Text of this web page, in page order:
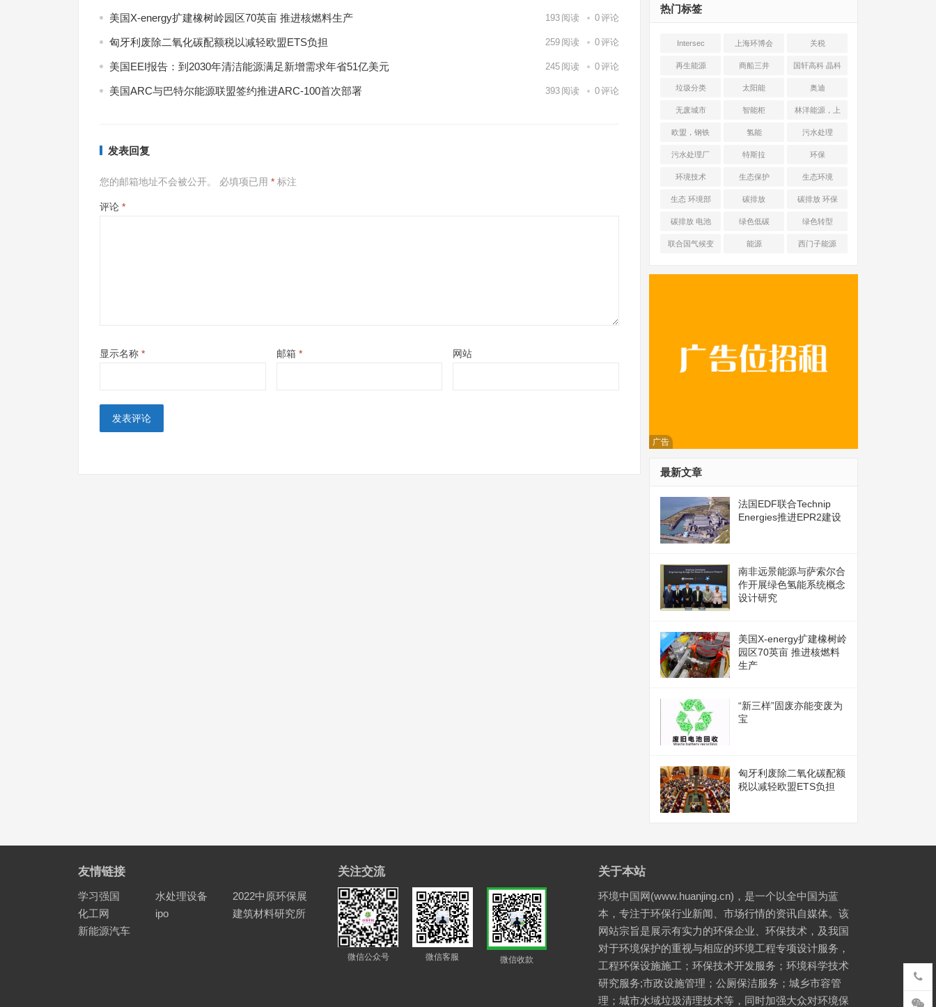
美国X-energy扩建橡树岭园区70英亩 推进核燃料生产 193 阅读 0评论
匈牙利废除二氧化碳配额税以减轻欧盟ETS负担 259 阅读 0评论
美国EEI报告：到2030年清洁能源满足新增需求年省51亿美元 245 阅读 0评论
美国ARC与巴特尔能源联盟签约推进ARC-100首次部署 393 阅读 0评论
发表回复
您的邮箱地址不会被公开。 必填项已用 * 标注
评论 *
显示名称 * 邮箱 * 网站
热门标签
Intersec
Shanghai
上海环博会 关税
再生能源 商船三井 国轩高科 晶科
能源 光伏+储能
垃圾分类 太阳能 奥迪
无废城市 智能柜 林洋能源，上
海舜华新能源
欧盟，钢铁 氢能 污水处理
污水处理厂 特斯拉 环保
环境技术 生态保护 生态环境
生态 环境部 碳排放 碳排放 环保
碳排放 电池 绿色低碳 绿色转型
联合国气候变 能源 西门子能源
广告
最新文章
法国EDF联合Technip
Energies推进EPR2建设
南非远景能源与萨索尔合
作开展绿色氢能系统概念
设计研究
美国X-energy扩建橡树岭
园区70英亩 推进核燃料
生产
“新三样”固废亦能变废为
宝
匈牙利废除二氧化碳配额
税以减轻欧盟ETS负担
友情链接
学习强国 水处理设备
2022中原环保展
化工网
ipo
建筑材料研究所
新能源汽车
关注交流
微信公众号 微信客服 微信收款
关于本站
环境中国网(www.huanjing.cn)，是一个以全中国为蓝
本，专注于环保行业新闻、市场行情的资讯自媒体。该
网站宗旨是展示有实力的环保企业、环保技术，及我国
对于环境保护的重视与相应的环境工程专项设计服务，
工程环保设施施工；环保技术开发服务；环境科学技术
研究服务;市政设施管理；公厕保洁服务；城乡市容管
理；城市水域垃圾清理技术等，同时加强大众对环境保